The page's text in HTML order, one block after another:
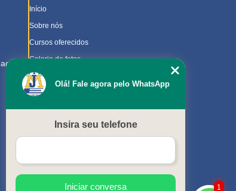
Início
Sobre nós
Cursos oferecidos
Galeria de fotos
Contato
Trabalhe Conosco
Downloads
1
Olá! Fale agora pelo WhatsApp
Insira seu telefone
Iniciar conversa